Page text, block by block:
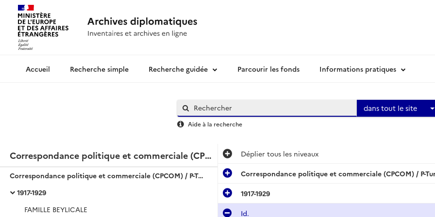
Archives diplomatiquesRecherche simple Recherche guidée Parcourir les fonds Informations pratiques
dans tout le site
Aide à la recherche
Correspondance politique et commerciale (CPCOM) / P-Tunisie
Correspondance politique et commerciale (CPCOM) / P-Tunisie
1917-1929
FAMILLE BEYLICALE
Déplier tous les niveaux
Correspondance politique et commerciale (CPCOM) / P-
1917-1929
Id.